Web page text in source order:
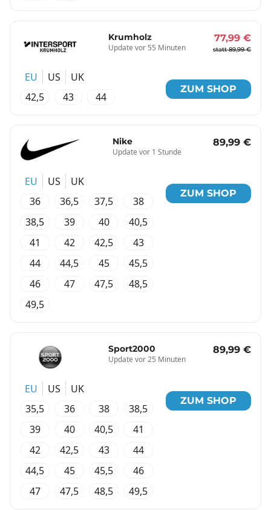
Krumholz
Update vor 55 Minuten
77,99 €
statt 89,99 €
EU US
UK
42,5
43 44
ZUM SHOP
Nike
Update vor 1 Stunde
89,99 €
EU US
UK
36
36,5 37,5
38
38,5
39 40
40,5
41
42 42,5
43
44
44,5 45
45,5
46
47 47,5
48,5
49,5
ZUM SHOP
Sport2000
Update vor 25 Minuten
89,99 €
EU US
UK
35,5
36 38
38,5
39
40 40,5
41
42
42,5 43
44
44,5
45 45,5
46
47
47,5 48,5 49,5
ZUM SHOP